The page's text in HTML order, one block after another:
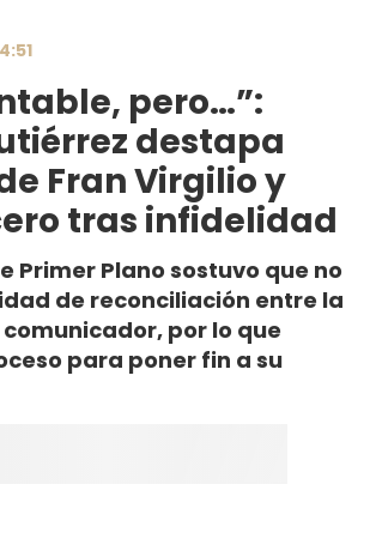
pero…”:
destapa
Fran Virgilio y
tras infidelidad
Primer Plano sostuvo que no
de reconciliación entre la
por lo que
para poner fin a su